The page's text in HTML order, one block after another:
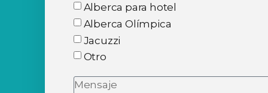
Alberca para hotel
Alberca Olímpica
Jacuzzi
Otro